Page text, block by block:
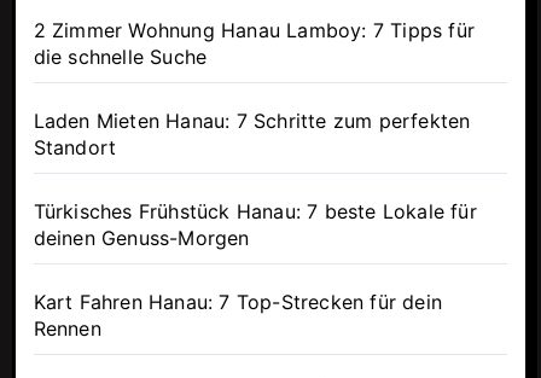
2 Zimmer Wohnung Hanau Lamboy: 7 Tipps für
die schnelle Suche
Laden Mieten Hanau: 7 Schritte zum perfekten
Standort
Türkisches Frühstück Hanau: 7 beste Lokale für
deinen Genuss-Morgen
Kart Fahren Hanau: 7 Top-Strecken für dein
Rennen